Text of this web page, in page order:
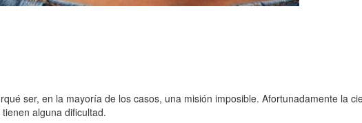
ser, en la mayoría de los casos, una misión imposible. Afortunadamente la
alguna dificultad.